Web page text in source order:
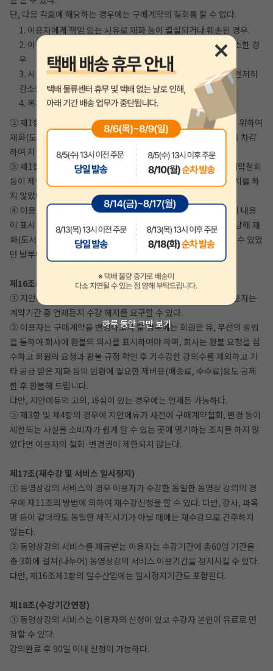
하루 동안 그만 보기
단, 다음 각호에 해당하는 경우에는 구매계약의 철회를 할 수 없다.
1. 이용자에게 책임 있는 사유로 재화 등이 멸실되거나 훼손된 경우.
2. 이용자의 사용 또는 일부 소비로 재화 등의 가치가 현저히 감소한 경
우
3. 시간이 지나 다시 판매하기 곤란할 정도로 재화 등의 가치가 현저히
감소한 경우
4. 복제가 가능한 재화 등의 포장을 훼손한 경우
② 제1항 제1호에 해당하더라도 재화(도서) 등의 내용을 확인하기 위하여
재화(도서) 등의 포장을 훼손한 경우에는 해당 도서 정가의 30%를 차감
하여 지급하는 조건으로 구매계약의 철회를 할 수 있다.
③ 제1항 제2호 내지 제4호의 경우에 지안에듀에서 사전에 구매계약철회
등이 제한되는 사실을 소비자가 쉽게 알 수 있는 곳에 명기하는 조치를 하
지 않았다면 이용자의 철회권이 제한되지 않는다.
④ 이용자는 제1항 및 제2항의 규정에도 불구하고 재화(도서) 등의 내용
이 표시·광고 내용과 다르거나 계약내용과 다르게 이행된 때에는 당해 재
화(도서) 등을 공급 받은 날부터 3월 이내, 그 사실을 안 날 또는 알 수 있었
던 날부터 30일 이내에 구매계약철회 등을 할 수 있다.
제16조(디지털콘텐츠 등의 구매계약철회, 변경 등)
① 지안에듀와 디지털 콘텐츠 등의 구매에 관한 계약을 체결한 이용자는
계약기간 중 언제든지 수강 해지를 요구할 수 있다.
② 이용자는 구매계약을 변경하고자 할 경우에는 회원은 유, 무선의 방법
을 통하여 회사에 환불의 의사를 표시하여야 하며, 회사는 환불 요청을 접
수하고 회원의 요청과 환불 규정 확인 후 기수강한 강의수를 제외하고 기
타 공급 받은 재화 등의 반환에 필요한 제비용(배송료, 수수료)등도 공제
한 후 환불해 드립니다.
다만, 지안에듀의 고의, 과실이 있는 경우에는 언제든 가능하다.
③ 제3항 및 제4항의 경우에 지안에듀가 사전에 구매계약철회, 변경 등이
제한되는 사실을 소비자가 쉽게 알 수 있는 곳에 명기하는 조치를 하지 않
았다면 이용자의 철회·변경권이 제한되지 않는다.
제17조(재수강 및 서비스 일시정지)
① 동영상강의 서비스의 경우 이용자가 수강한 동일한 동영상 강의의 경
우에 제11조의 방법에 의하여 재수강신청을 할 수 있다. 다만, 강사, 과목
명 등이 같더라도 동일한 제작시기가 아닐 때에는 재수강으로 간주하지
않는다.
② 동영상강의 서비스를 제공받는 이용자는 수강기간에 총60일 기간을
총 3회에 걸쳐(나누어) 동영상강의 서비스 이용기간을 정지시킬 수 있다.
다만, 제16조제1항의 일수산입에는 일시정지기간도 포함된다.
제18조(수강기간연장)
① 동영상강의 서비스는 이용자의 신청이 있고 수강자 본인이 유료로 연
장할 수 있다.
강의완료 후 90일 이내 신청이 가능하다.